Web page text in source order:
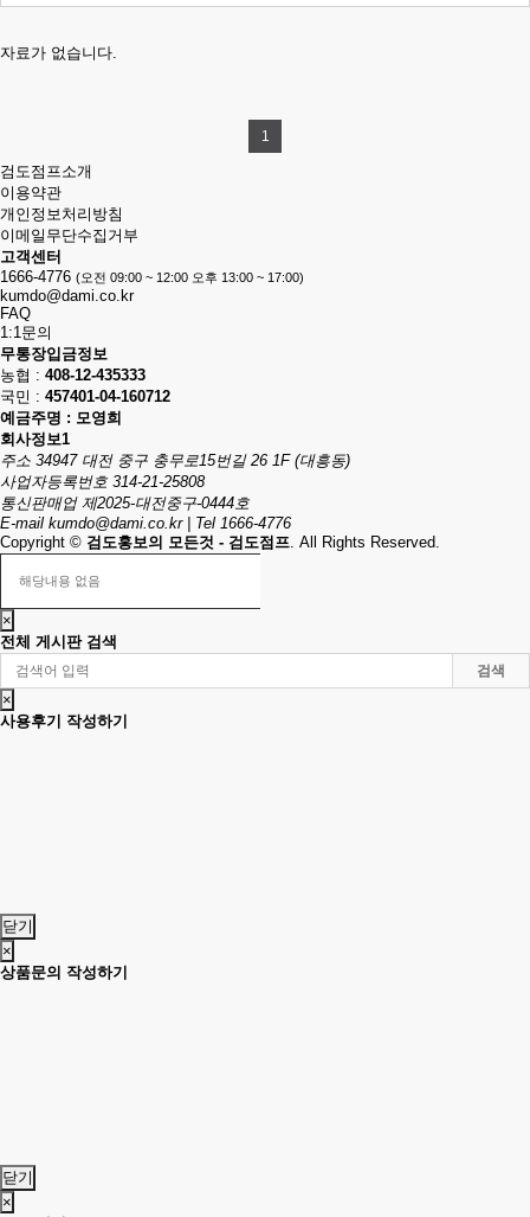
자료가 없습니다.
1
검도점프소개
이용약관
개인정보처리방침
이메일무단수집거부
고객센터
1666-4776 (오전 09:00 ~ 12:00 오후 13:00 ~ 17:00)
kumdo@dami.co.kr
FAQ
1:1문의
무통장입금정보
농협 : 408-12-435333
국민 : 457401-04-160712
예금주명 : 모영희
회사정보1
주소 34947 대전 중구 충무로15번길 26 1F (대흥동)
사업자등록번호 314-21-25808
통신판매업 제2025-대전중구-0444호
E-mail kumdo@dami.co.kr
Tel 1666-4776
Copyright © 검도홍보의 모든것 - 검도점프. All Rights Reserved.
해당내용 없음
×
전체 게시판 검색
검색
×
사용후기 작성하기
닫기
×
상품문의 작성하기
닫기
×